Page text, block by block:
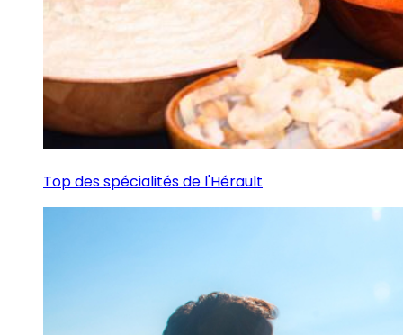
Top des spécialités de l'Hérault